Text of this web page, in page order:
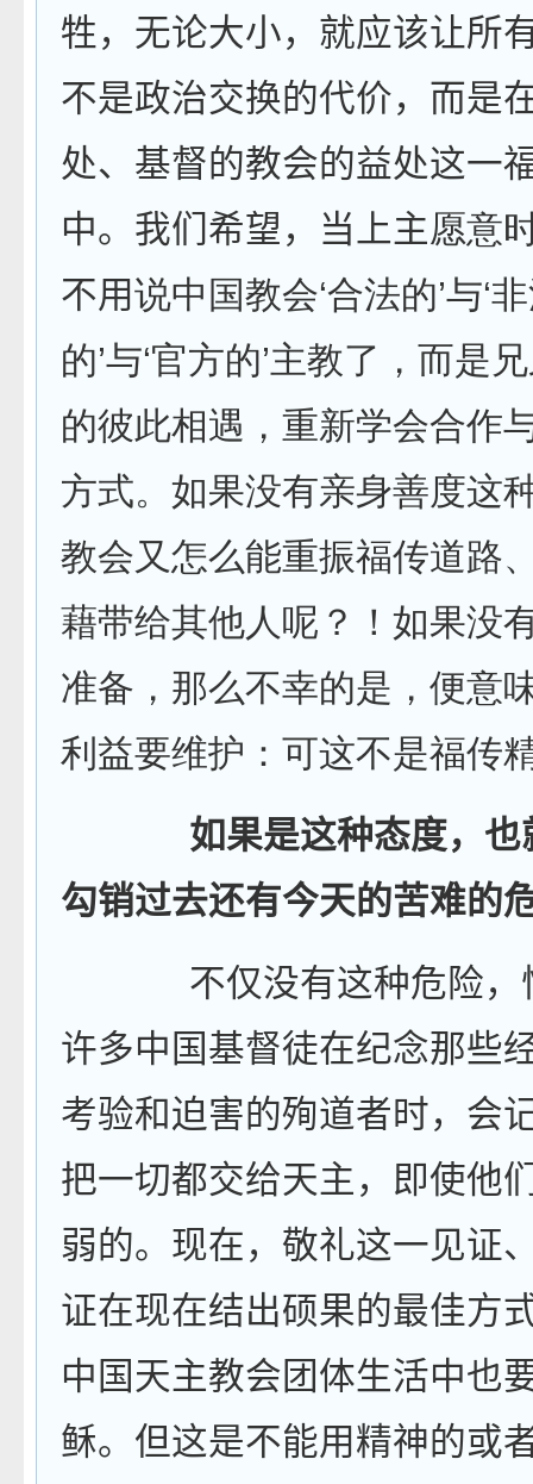
牲，无论大小，就应该让所
不是政治交换的代价，而是
处、基督的教会的益处这一
中。我们希望，当上主愿意
不用说中国教会‘合法的’与‘
的’与‘官方的’主教了，而是
的彼此相遇，重新学会合作
方式。如果没有亲身善度这
教会又怎么能重振福传道路
藉带给其他人呢？！如果没
准备，那么不幸的是，便意
利益要维护：可这不是福传
如果是这种态度，
勾销过去还有今天的苦难的
不仅没有这种危险
许多中国基督徒在纪念那些
考验和迫害的殉道者时，会
把一切都交给天主，即使他
弱的。现在，敬礼这一见证
证在现在结出硕果的最佳方
中国天主教会团体生活中也
稣。但这是不能用精神的或